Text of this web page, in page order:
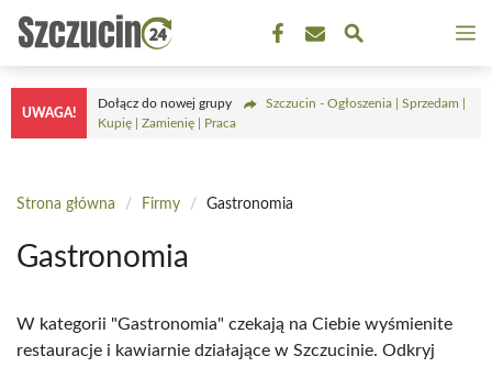
Przejdź
treści
UWAGA!
Dołącz do nowej grupy
Szczucin - Ogłoszenia | Sprzedam |
Kupię | Zamienię | Praca
Strona główna / Firmy / Gastronomia
Gastronomia
W kategorii "Gastronomia" czekają na Ciebie wyśmienite
restauracje i kawiarnie działające w Szczucinie. Odkryj